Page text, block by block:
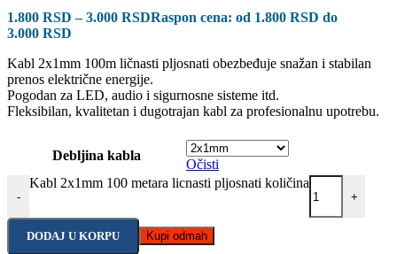
1.800 RSD – 3.000 RSDRaspon cena: od 1.800 RSD do
3.000 RSD
Kabl 2x1mm 100m ličnasti pljosnati obezbeđuje snažan i stabilan
prenos električne energije.
Pogodan za LED, audio i sigurnosne sisteme itd.
Fleksibilan, kvalitetan i dugotrajan kabl za profesionalnu upotrebu.
Debljina kabla
Očisti
-
Kabl 2x1mm 100 metara licnasti pljosnati količina
+
DODAJ U KORPU Kupi odmah